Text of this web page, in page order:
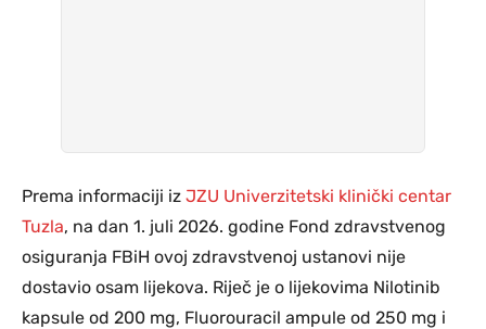
Prema informaciji iz JZU Univerzitetski klinički centar
Tuzla, na dan 1. juli 2026. godine Fond zdravstvenog
osiguranja FBiH ovoj zdravstvenoj ustanovi nije
dostavio osam lijekova. Riječ je o lijekovima Nilotinib
kapsule od 200 mg, Fluorouracil ampule od 250 mg i